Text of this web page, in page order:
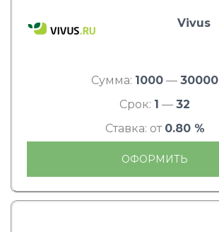
Vivus
Сумма: 1000 — 30000
Срок: 1 — 32
Ставка: от 0.80 %
ОФОРМИТЬ